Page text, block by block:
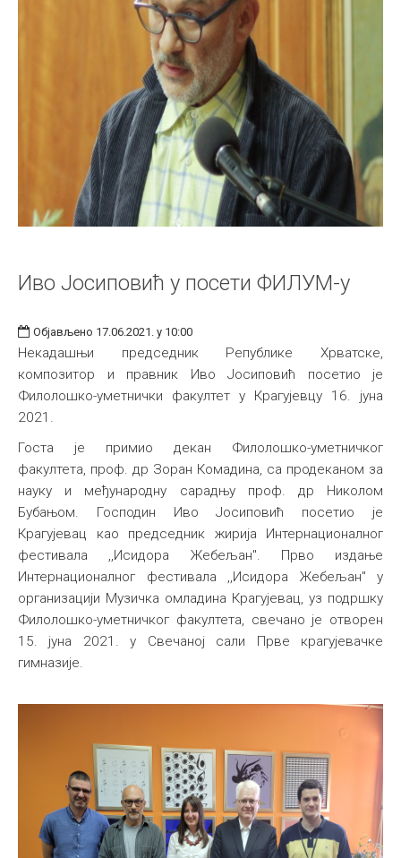
Иво Јосиповић у посети ФИЛУМ-у
Објављено 17.06.2021. у 10:00
Некадашњи председник Републике Хрватске,
композитор и правник Иво Јосиповић посетио је
Филолошко-уметнички факултет у Крагујевцу 16. јуна
2021.
Госта је примио декан Филолошко-уметничког
факултета, проф. др Зоран Комадина, са продеканом за
науку и међународну сарадњу проф. др Николом
Бубањом. Господин Иво Јосиповић посетио је
Крагујевац као председник жирија Интернационалног
фестивала ,,Исидора Жебељан". Прво издање
Интернационалног фестивала ,,Исидора Жебељан" у
организацији Музичка омладина Крагујевац, уз подршку
Филолошко-уметничког факултета, свечано је отворен
15. јуна 2021. у Свечаној сали Прве крагујевачке
гимназије.